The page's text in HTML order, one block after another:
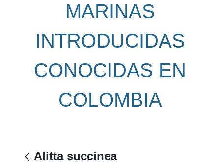
MARINAS
INTRODUCIDAS
CONOCIDAS EN
COLOMBIA
Alitta succinea